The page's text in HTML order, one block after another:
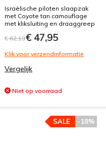
Israëlische piloten slaapzak
met Coyote tan camouflage
met kliksluiting en draaggreep
€ 62,19€ 47,95
Klik voor verzendinformatie
Vergelijk
Niet op voorraad
-18%
SALE